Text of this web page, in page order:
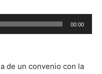
00:00
de un convenio con la